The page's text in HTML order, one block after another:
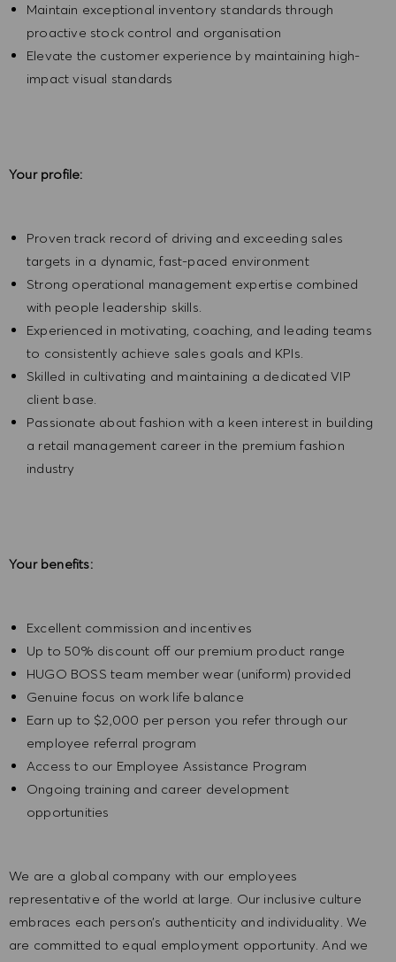
Maintain exceptional inventory standards through
proactive stock control and organisation
Elevate the customer experience by maintaining high-
impact visual standards
Your profile:
Proven track record of driving and exceeding sales
targets in a dynamic, fast-paced environment
Strong operational management expertise combined
with people leadership skills.
Experienced in motivating, coaching, and leading teams
to consistently achieve sales goals and KPIs.
Skilled in cultivating and maintaining a dedicated VIP
client base.
Passionate about fashion with a keen interest in building
a retail management career in the premium fashion
industry
Your benefits:
Excellent commission and incentives
Up to 50% discount off our premium product range
HUGO BOSS team member wear (uniform) provided
Genuine focus on work life balance
Earn up to $2,000 per person you refer through our
employee referral program
Access to our Employee Assistance Program
Ongoing training and career development
opportunities
We are a global company with our employees
representative of the world at large. Our inclusive culture
embraces each person’s authenticity and individuality. We
are committed to equal employment opportunity. And we